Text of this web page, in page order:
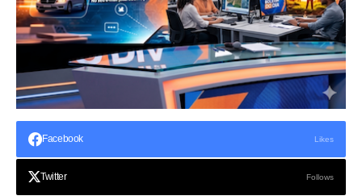
Facebook Likes
Twitter Follows